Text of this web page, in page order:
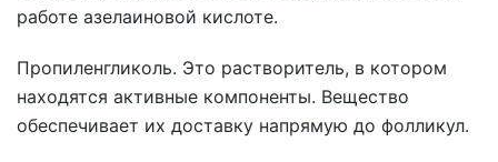
работе азелаиновой кислоте.
Пропиленгликоль. Это растворитель, в котором
находятся активные компоненты. Вещество
обеспечивает их доставку напрямую до фолликул.